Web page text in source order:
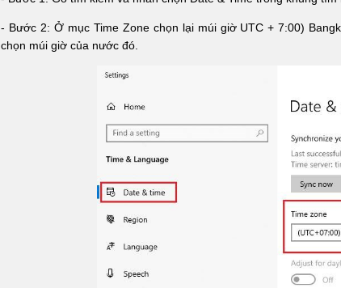
- Bước 2: Ở mục Time Zone chọn lại múi giờ UTC + 7:00)
chọn múi giờ của nước đó.